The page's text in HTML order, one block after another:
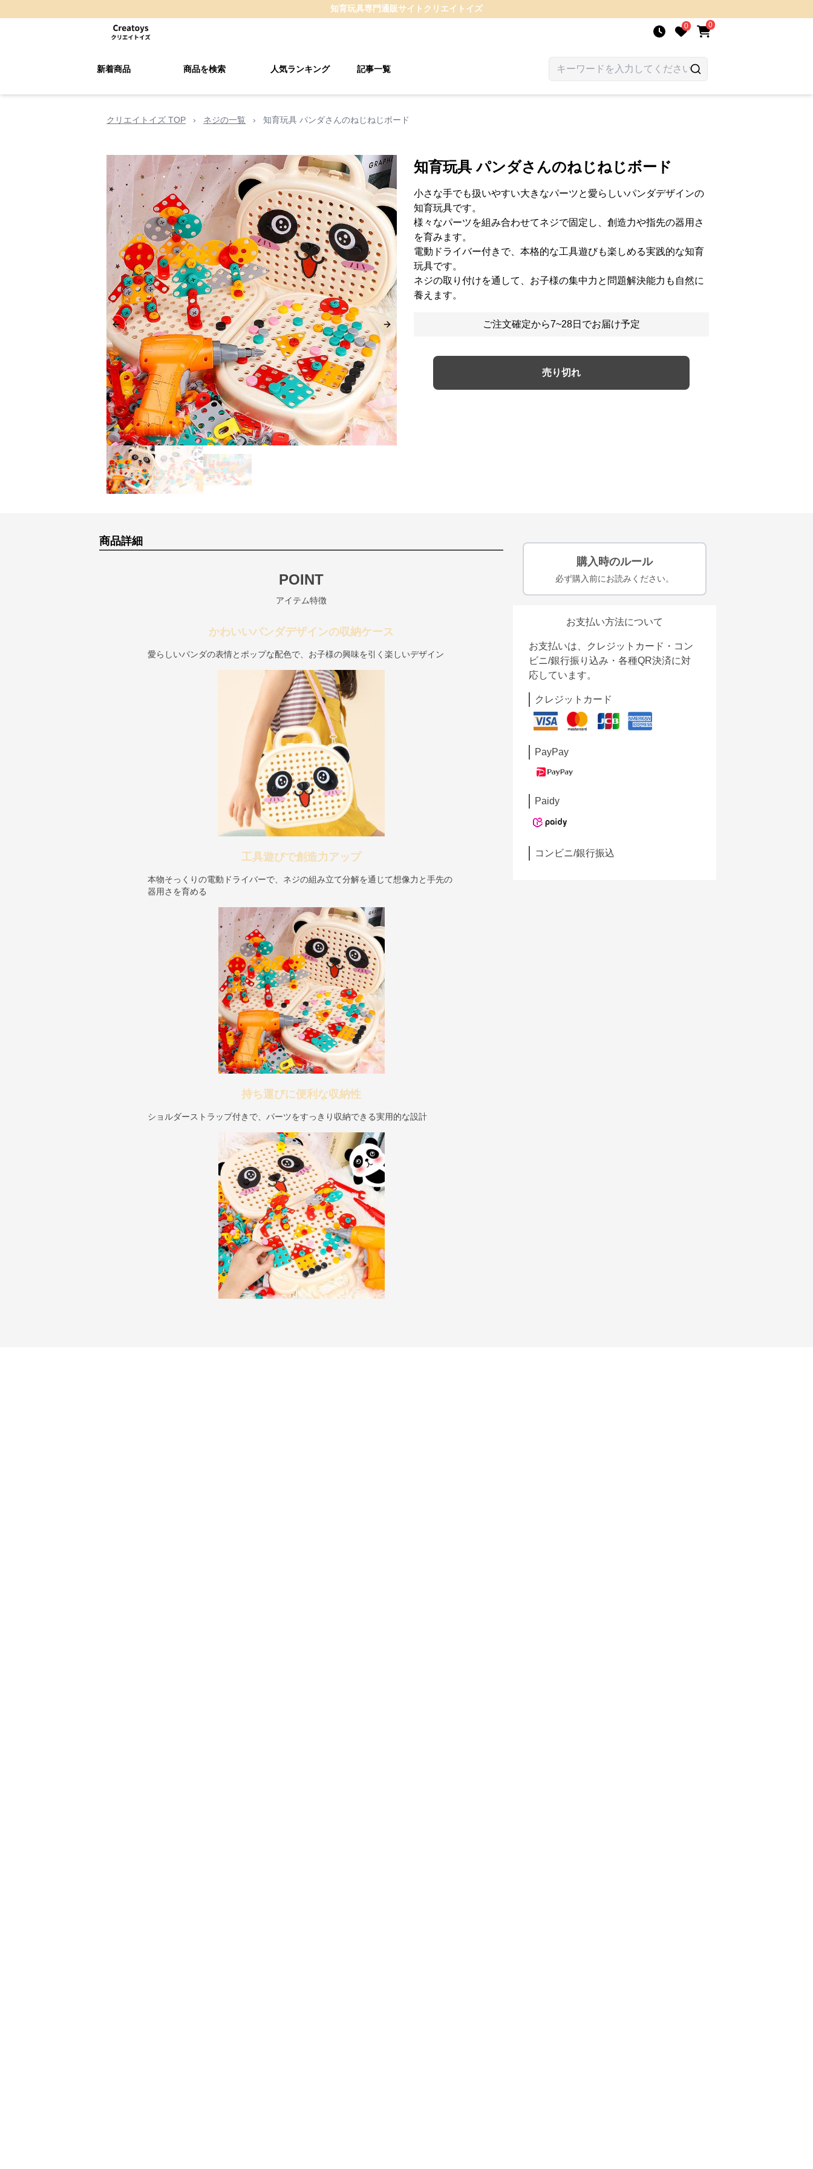
知育玩具専門通販サイト クリエイトイズ
0 0
新着商品 商品を検索 人気ランキング 記事一覧
クリエイトイズ TOP › ネジの一覧 › 知育玩具 パンダさんのねじねじボード
Previous slide Next slide
知育玩具 パンダさんのねじねじボード
小さな手でも扱いやすい大きなパーツと愛らしいパンダデザインの
知育玩具です。
様々なパーツを組み合わせてネジで固定し、創造力や指先の器用さ
を育みます。
電動ドライバー付きで、本格的な工具遊びも楽しめる実践的な知育
玩具です。
ネジの取り付けを通して、お子様の集中力と問題解決能力も自然に
養えます。
ご注文確定から7~28日でお届け予定
売り切れ
商品詳細
POINT
アイテム特徴
かわいいパンダデザインの収納ケース
愛らしいパンダの表情とポップな配色で、お子様の興味を引く楽しいデザイン
工具遊びで創造力アップ
本物そっくりの電動ドライバーで、ネジの組み立て分解を通じて想像力と手先の
器用さを育める
持ち運びに便利な収納性
ショルダーストラップ付きで、パーツをすっきり収納できる実用的な設計
購入時のルール
必ず購入前にお読みください。
お支払い方法について
お支払いは、クレジットカード・コン
ビニ/銀行振り込み・各種QR決済に対
応しています。
クレジットカード
PayPay
Paidy
コンビニ/銀行振込